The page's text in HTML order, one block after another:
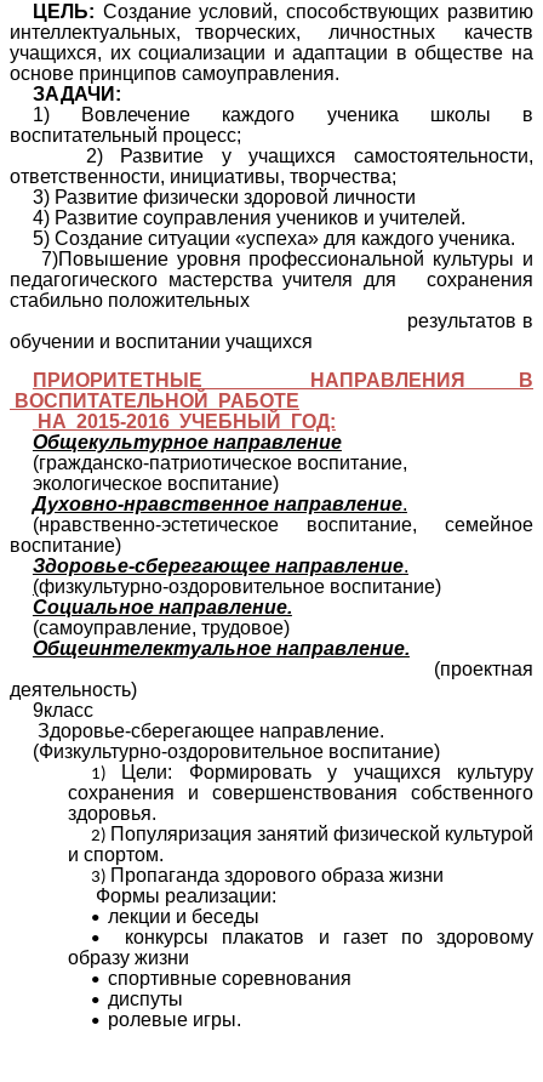
ЦЕЛЬ: Создание условий, способствующих развитию
интеллектуальных, творческих, личностных качеств
учащихся, их социализации и адаптации в обществе на
основе принципов самоуправления.
ЗАДАЧИ:
1) Вовлечение каждого ученика школы в
воспитательный процесс;
2) Развитие у учащихся самостоятельности,
ответственности, инициативы, творчества;
3) Развитие физически здоровой личности
4) Развитие соуправления учеников и учителей.
5) Создание ситуации «успеха» для каждого ученика.
7)Повышение уровня профессиональной культуры и
педагогического мастерства учителя для сохранения
стабильно положительных
результатов в
обучении и воспитании учащихся
ПРИОРИТЕТНЫЕ НАПРАВЛЕНИЯ В
ВОСПИТАТЕЛЬНОЙ РАБОТЕ
НА 2015-2016 УЧЕБНЫЙ ГОД:
Общекультурное направление
(гражданско-патриотическое воспитание,
экологическое воспитание)
Духовно-нравственное направление.
(нравственно-эстетическое воспитание, семейное
воспитание)
Здоровье-сберегающее направление.
(физкультурно-оздоровительное воспитание)
Социальное направление.
(самоуправление, трудовое)
Общеинтелектуальное направление.
(проектная
деятельность)
9класс
Здоровье-сберегающее направление.
(Физкультурно-оздоровительное воспитание)
Цели: Формировать у учащихся культуру
сохранения и совершенствования собственного
здоровья.
Популяризация занятий физической культурой
и спортом.
Пропаганда здорового образа жизни
Формы реализации:
лекции и беседы
конкурсы плакатов и газет по здоровому
образу жизни
спортивные соревнования
диспуты
ролевые игры.